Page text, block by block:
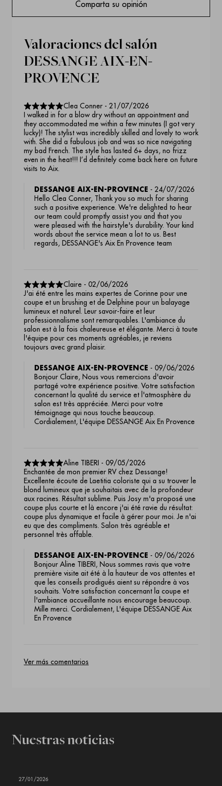
Valoraciones del salón
DESSANGE AIX-EN-
PROVENCE
Clea Conner - 21/07/2026
I walked in for a blow dry without an appointment and
they accommodated me within a few minutes (I got very
lucky)! The stylist was incredibly skilled and lovely to work
with. She did a fabulous job and was so nice navigating
my bad French. The style has lasted 6+ days, no frizz
even in the heat!!! I’d definitely come back here on future
visits to Aix.
DESSANGE AIX-EN-PROVENCE - 24/07/2026
Hello Clea Conner, Thank you so much for sharing
such a positive experience. We're delighted to hear
our team could promptly assist you and that you
were pleased with the hairstyle's durability. Your kind
words about the service mean a lot to us. Best
regards, DESSANGE's Aix En Provence team
Claire - 02/06/2026
J'ai été entre les mains expertes de Corinne pour une
coupe et un brushing et de Delphine pour un balayage
lumineux et naturel. Leur savoir-faire et leur
professionnalisme sont remarquables. L'ambiance du
salon est à la fois chaleureuse et élégante. Merci à toute
l'équipe pour ces moments agréables, je reviens
toujours avec grand plaisir.
DESSANGE AIX-EN-PROVENCE - 09/06/2026
Bonjour Claire, Nous vous remercions d'avoir
partagé votre expérience positive. Votre satisfaction
concernant la qualité du service et l'atmosphère du
salon est très appréciée. Merci pour votre
témoignage qui nous touche beaucoup.
Cordialement, L'équipe DESSANGE Aix En Provence
Aline TIBERI - 09/05/2026
Enchantée de mon premier RV chez Dessange!
Excellente écoute de Laetitia coloriste qui a su trouver le
blond lumineux que je souhaitais avec de la profondeur
aux racines. Résultat sublime. Puis Josy m'a proposé une
coupe plus courte et là encore j'ai été ravie du résultat:
coupe plus dynamique et facile à gérer pour moi. Je n'ai
eu que des compliments. Salon très agréable et
personnel très affable.
DESSANGE AIX-EN-PROVENCE - 09/06/2026
Bonjour Aline TIBERI, Nous sommes ravis que votre
première visite ait été à la hauteur de vos attentes et
que les conseils prodigués aient su répondre à vos
souhaits. Votre satisfaction concernant la coupe et
l'ambiance accueillante nous encourage beaucoup.
Mille merci. Cordialement, L'équipe DESSANGE Aix
En Provence
Ver más comentarios
Comparta su opinión
Nuestras noticias
27/01/2026